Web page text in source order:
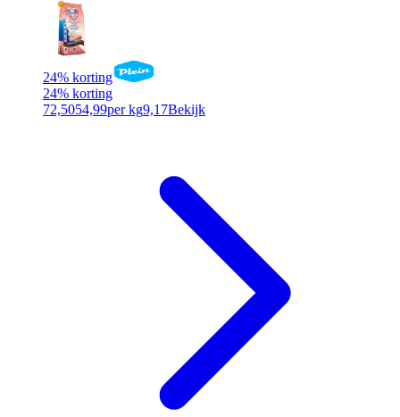
24% korting
24% korting
72,5054,99per kg9,17Bekijk